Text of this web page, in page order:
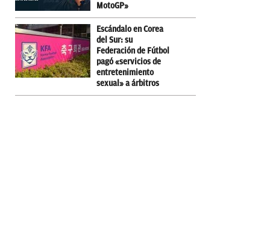
MotoGP»
Escándalo en Corea
del Sur: su
Federación de Fútbol
pagó «servicios de
entretenimiento
sexual» a árbitros